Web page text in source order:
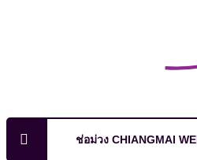
ช่อม่วง CHIANGMAI